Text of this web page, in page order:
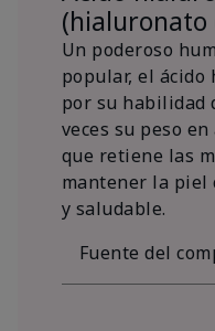
(hialuronato
Un poderoso
popular, el ácido
por su habilidad
veces su peso
que retiene las
mantener la piel
y saludable.
Fuente del